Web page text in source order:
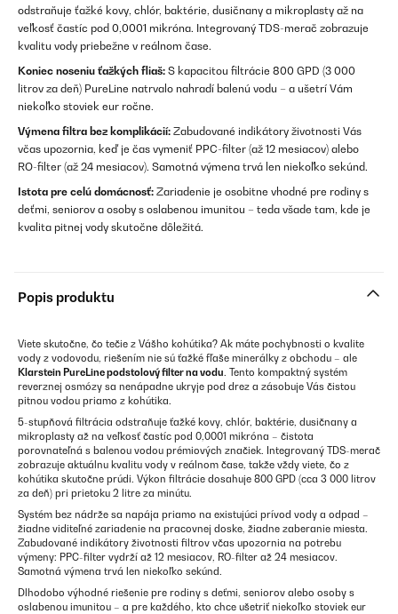
odstraňuje ťažké kovy, chlór, baktérie, dusičnany a mikroplasty až na
veľkosť častíc pod 0,0001 mikróna. Integrovaný TDS-merač zobrazuje
kvalitu vody priebežne v reálnom čase.
Koniec noseniu ťažkých fliaš: S kapacitou filtrácie 800 GPD (3 000
litrov za deň) PureLine natrvalo nahradí balenú vodu – a ušetrí Vám
niekoľko stoviek eur ročne.
Výmena filtra bez komplikácií: Zabudované indikátory životnosti Vás
včas upozornia, keď je čas vymeniť PPC-filter (až 12 mesiacov) alebo
RO-filter (až 24 mesiacov). Samotná výmena trvá len niekoľko sekúnd.
Istota pre celú domácnosť: Zariadenie je osobitne vhodné pre rodiny s
deťmi, seniorov a osoby s oslabenou imunitou – teda všade tam, kde je
kvalita pitnej vody skutočne dôležitá.
Popis produktu
Viete skutočne, čo tečie z Vášho kohútika? Ak máte pochybnosti o kvalite
vody z vodovodu, riešením nie sú ťažké fľaše minerálky z obchodu – ale
Klarstein PureLine podstolový filter na vodu. Tento kompaktný systém
reverznej osmózy sa nenápadne ukryje pod drez a zásobuje Vás čistou
pitnou vodou priamo z kohútika.
5-stupňová filtrácia odstraňuje ťažké kovy, chlór, baktérie, dusičnany a
mikroplasty až na veľkosť častíc pod 0,0001 mikróna – čistota
porovnateľná s balenou vodou prémiových značiek. Integrovaný TDS-merač
zobrazuje aktuálnu kvalitu vody v reálnom čase, takže vždy viete, čo z
kohútika skutočne prúdi. Výkon filtrácie dosahuje 800 GPD (cca 3 000 litrov
za deň) pri prietoku 2 litre za minútu.
Systém bez nádrže sa napája priamo na existujúci prívod vody a odpad –
žiadne viditeľné zariadenie na pracovnej doske, žiadne zaberanie miesta.
Zabudované indikátory životnosti filtrov včas upozornia na potrebu
výmeny: PPC-filter vydrží až 12 mesiacov, RO-filter až 24 mesiacov.
Samotná výmena trvá len niekoľko sekúnd.
Dlhodobo výhodné riešenie pre rodiny s deťmi, seniorov alebo osoby s
oslabenou imunitou – a pre každého, kto chce ušetriť niekoľko stoviek eur